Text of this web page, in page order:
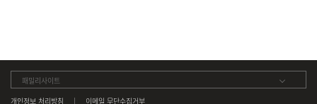
개인정보 처리방침 이메일 무단수집거부
패밀리사이트